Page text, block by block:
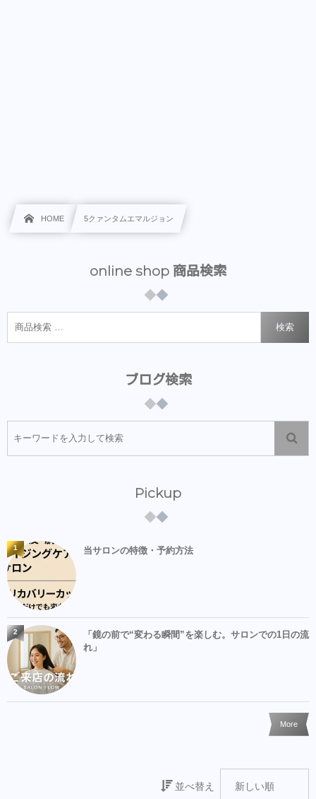
HOME 5クァンタムエマルジョン
online shop 商品検索
検索
ブログ検索
Pickup
当サロンの特徴・予約方法
1
「鏡の前で“変わる瞬間”を楽しむ。サロンでの1日の流
れ」
2
More
並べ替え